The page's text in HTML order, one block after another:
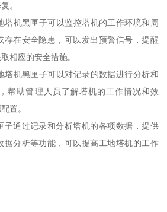
。
塔机黑匣子可以监控塔机的工作环境和周
存在安全隐患，可以发出预警信号，提醒
相应的安全措施。
塔机黑匣子可以对记录的数据进行分析和
帮助管理人员了解塔机的工作情况和效
置。
子通过记录和分析塔机的各项数据，提供
据分析等功能，可以提高工地塔机的工作